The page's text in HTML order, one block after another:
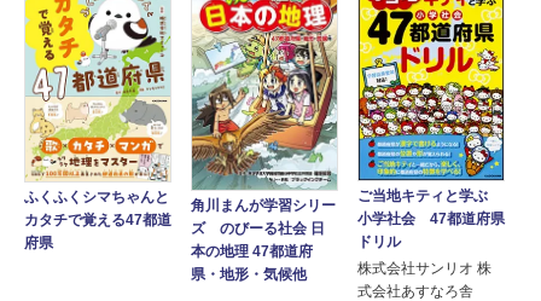
ふくふくシマちゃんと
カタチで覚える47都道
府県
角川まんが学習シリー
ズ のびーる社会 日
本の地理 47都道府
県・地形・気候他
ご当地キティと学ぶ
小学社会 47都道府県
ドリル
株式会社サンリオ 株
式会社あすなろ舎